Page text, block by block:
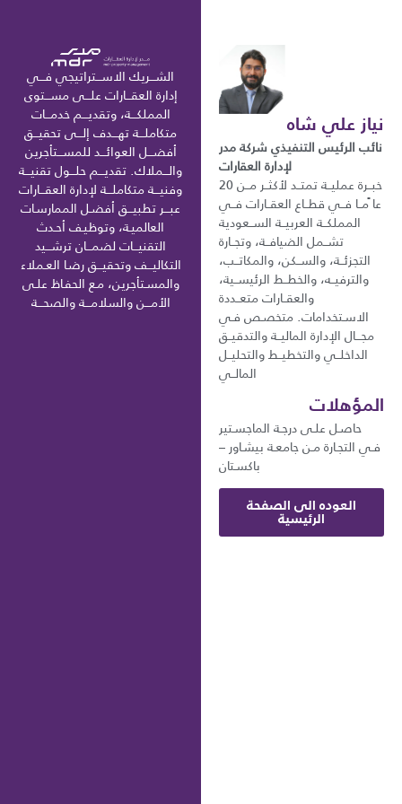
نياز علي شاه
نائب الرئيس التنفيذي شركة مدر
لإدارة العقارات
خبــرة عمليــة تمتــد لأكثــر مــن 20
عا ًمــا فــي قطــاع العقــارات فــي
المملكــة العربيــة الســعودية
تشــمل الضيافــة، وتجــارة
التجزئــة، والســكن، والمكاتــب،
والترفيــه، والخطــط الرئيســية،
والعقــارات متعــددة
الاسـتخدامات. متخصـص فـي
مجـــال الإدارة الماليــة والتدقيــق
الداخلــي والتخطيــط والتحليــل
المالــي
المؤهلات
حاصـل علـى درجـة الماجسـتير
فـي التجـارة مـن جامعـة بيشـاور –
باكسـتان
العوده الى الصفحة
الرئيسية
الشـــريك الاســـتراتيجي فـــي
إدارة العقـــارات علـــى مســـتوى
المملكـــة، وتقديـــم خدمـــات
متكاملـــة تهـــدف إلـــى تحقيـــق
أفضـــل العوائـــد للمســـتأجرين
والـــملاك. تقديـــم حلـــول تقنيـــة
وفنيـــة متكاملـــة لإدارة العقـــارات
عبـــر تطبيـــق أفضـل الممارسـات
العالميـة، وتوظيـف أحـدث
التقنيـــات لضمـــان ترشـــيد
التكاليـــف وتحقيـــق رضـا العـملاء
والمسـتأجرين، مـع الحفـاظ علـى
الأمـــن والسلامـــة والصحـــة